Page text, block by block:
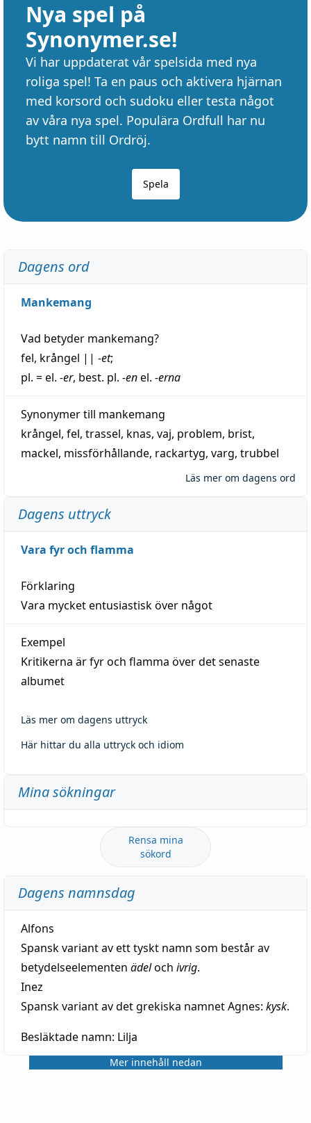
Nya spel på
Synonymer.se!
Vi har uppdaterat vår spelsida med nya
roliga spel! Ta en paus och aktivera hjärnan
med korsord och sudoku eller testa något
av våra nya spel. Populära Ordfull har nu
bytt namn till Ordröj.
Spela
Dagens ord
Mankemang
Vad betyder mankemang?
fel, krångel || -et;
pl. = el. -er, best. pl. -enel. -erna
Synonymer till mankemang
krångel, fel, trassel, knas, vaj, problem, brist,
mackel, missförhållande, rackartyg, varg, trubbel
Läs mer om dagens ord
Dagens uttryck
Vara fyr och flamma
Förklaring
Vara mycket entusiastisk över något
Exempel
Kritikerna är fyr och flamma över det senaste
albumet
Läs mer om dagens uttryck
Här hittar du alla uttryck och idiom
Mina sökningar
Rensa mina
sökord
Dagens namnsdag
Alfons
Spansk variant av ett tyskt namn som består av
betydelseelementen ädeloch ivrig.
Inez
Spansk variant av det grekiska namnet Agnes: kysk.
Besläktade namn: Lilja
Mer innehåll nedan